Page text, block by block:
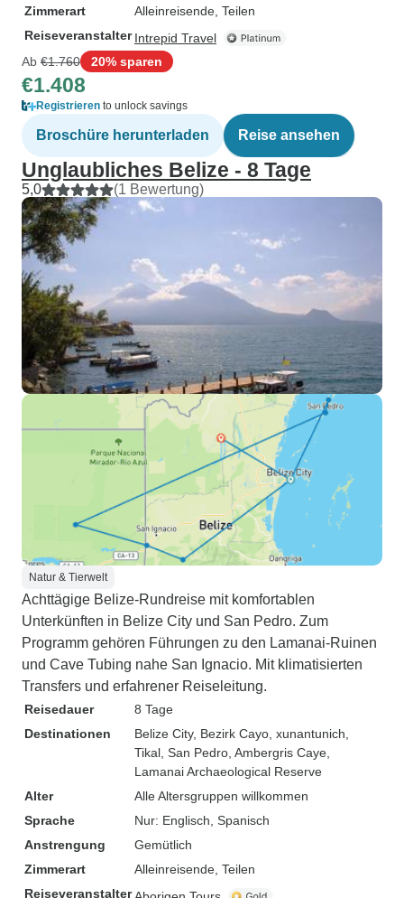
Zimmerart
Alleinreisende, Teilen
Reiseveranstalter Intrepid Travel
Ab €1.760 20% sparen
€1.408
Registrieren to unlock savings
Broschüre herunterladen Reise ansehen
Unglaubliches Belize - 8 Tage
5,0 (1 Bewertung)
Natur & Tierwelt
Achttägige Belize-Rundreise mit komfortablen
Unterkünften in Belize City und San Pedro. Zum
Programm gehören Führungen zu den Lamanai-Ruinen
und Cave Tubing nahe San Ignacio. Mit klimatisierten
Transfers und erfahrener Reiseleitung.
Reisedauer
8 Tage
Destinationen
Belize City, Bezirk Cayo , xunantunich
Tikal , San Pedro , Ambergris Caye
Lamanai Archaeological Reserve
Alter
Alle Altersgruppen willkommen
Sprache
Nur: Englisch, Spanisch
Anstrengung
Gemütlich
Zimmerart
Alleinreisende, Teilen
Reiseveranstalter